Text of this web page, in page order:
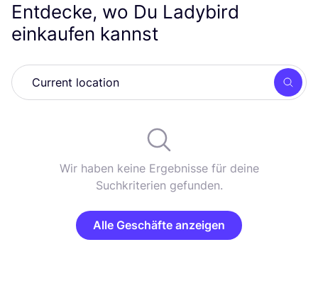
Entdecke, wo Du Ladybird
einkaufen kannst
Wir haben keine Ergebnisse für deine
Suchkriterien gefunden.
Alle Geschäfte anzeigen